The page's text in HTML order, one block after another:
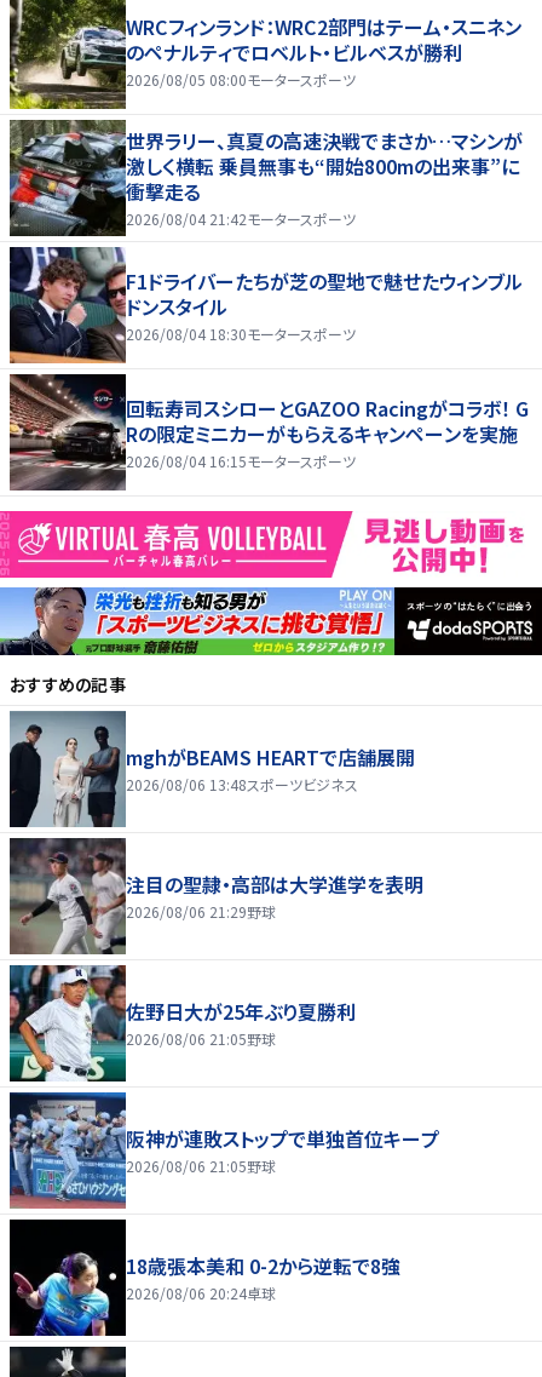
WRCフィンランド：WRC2部門はテーム・スニネン
のペナルティでロベルト・ビルベスが勝利
2026/08/05 08:00モータースポーツ
世界ラリー、真夏の高速決戦でまさか…マシンが
激しく横転 乗員無事も“開始800mの出来事”に
衝撃走る
2026/08/04 21:42モータースポーツ
F1ドライバーたちが芝の聖地で魅せたウィンブル
ドンスタイル
2026/08/04 18:30モータースポーツ
回転寿司スシローとGAZOO Racingがコラボ！ G
Rの限定ミニカーがもらえるキャンペーンを実施
2026/08/04 16:15モータースポーツ
おすすめの記事
mghがBEAMS HEARTで店舗展開
2026/08/06 13:48スポーツビジネス
注目の聖隷・高部は大学進学を表明
2026/08/06 21:29野球
佐野日大が25年ぶり夏勝利
2026/08/06 21:05野球
阪神が連敗ストップで単独首位キープ
2026/08/06 21:05野球
18歳張本美和 0-2から逆転で8強
2026/08/06 20:24卓球